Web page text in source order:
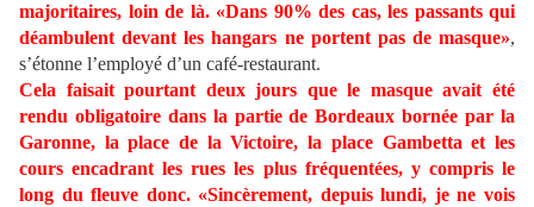
majoritaires, loin de là. «Dans 90% des cas, les passants qui
déambulent devant les hangars ne portent pas de masque»,
s’étonne l’employé d’un café-restaurant.
Cela faisait pourtant deux jours que le masque avait été
rendu obligatoire dans la partie de Bordeaux bornée par la
Garonne, la place de la Victoire, la place Gambetta et les
cours encadrant les rues les plus fréquentées, y compris le
long du fleuve donc. «Sincèrement, depuis lundi, je ne vois